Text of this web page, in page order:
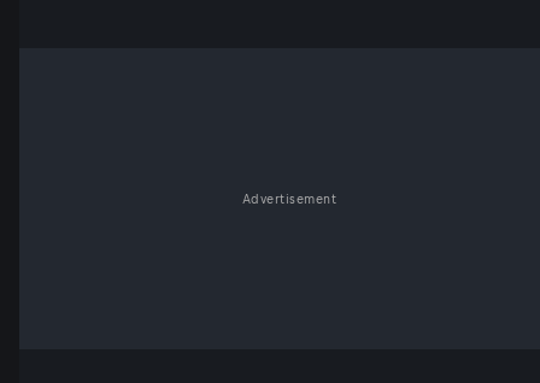
Advertisement